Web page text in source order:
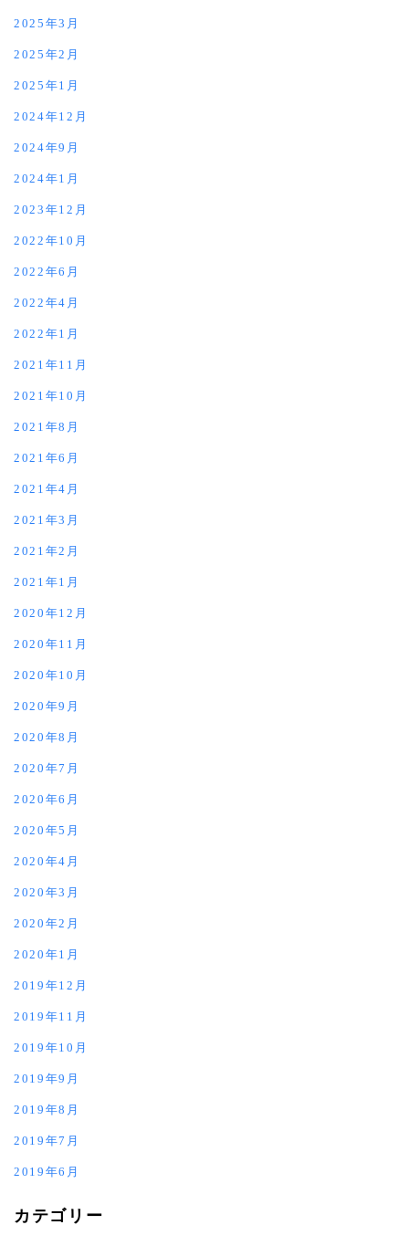
2025年3月
2025年2月
2025年1月
2024年12月
2024年9月
2024年1月
2023年12月
2022年10月
2022年6月
2022年4月
2022年1月
2021年11月
2021年10月
2021年8月
2021年6月
2021年4月
2021年3月
2021年2月
2021年1月
2020年12月
2020年11月
2020年10月
2020年9月
2020年8月
2020年7月
2020年6月
2020年5月
2020年4月
2020年3月
2020年2月
2020年1月
2019年12月
2019年11月
2019年10月
2019年9月
2019年8月
2019年7月
2019年6月
カテゴリー